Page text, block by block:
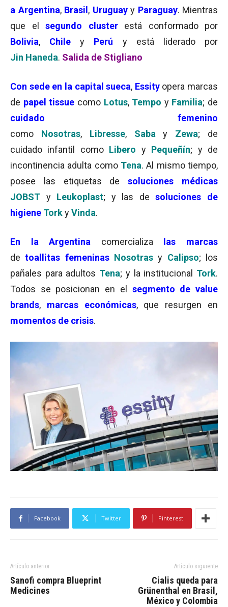
a Argentina, Brasil , Uruguayy Paraguay. Mientras
que el segundo clusterestá conformado por
Bolivia, Chile y Perú y está liderado por
Jin Haneda. Salida de Stigliano
Con sede en la capital sueca, Essity opera marcas
de papel tissue como Lotus, Tempo y Familia; de
cuidado femenino
como Nosotras, Libresse, Saba y Zewa; de
cuidado infantil como Libero y Pequeñín; y de
incontinencia adulta como Tena. Al mismo tiempo,
posee las etiquetas desoluciones médicas
JOBST y Leukoplast; y las desoluciones de
higiene TorkyVinda.
En la Argentina comercializa las marcas
de toallitas femeninas Nosotrasy Calipso; los
pañales para adultos Tena; y la institucional Tork.
Todos se posicionan en el segmento de value
brands, marcas económicas, que resurgen en
momentos de crisis.
Facebook Twitter Pinterest
Artículo anterior
Sanofi compra Blueprint
Medicines
Artículo siguiente
Cialis queda para
Grünenthal en Brasil,
México y Colombia